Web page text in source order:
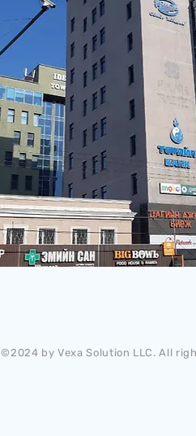
©2024 by Vexa Solution LLC. All